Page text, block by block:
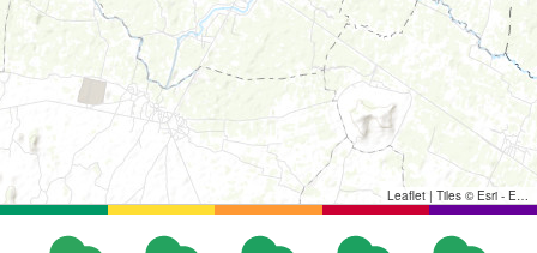
Leaflet | Tiles © Esri - Esri, DeLorme, NAVTEQ, TomTom, Intermap, iPC, USGS, FAO, NPS, NRCAN, GeoBase, Kadaster NL, Ordnance Survey, Esri Japan, METI, Esri China (Hong Kong), and the GIS User Community